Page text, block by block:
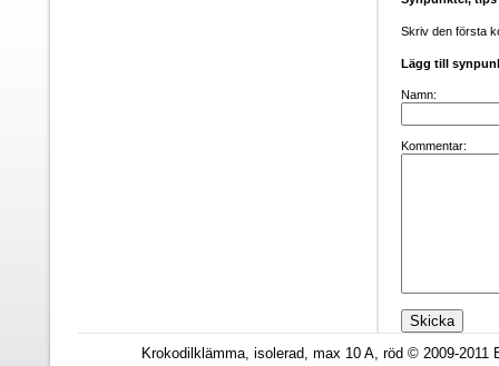
Skriv den första
Lägg till
Namn:
Kommentar:
Krokodilklämma, isolerad, max 10 A, röd © 2009-2011